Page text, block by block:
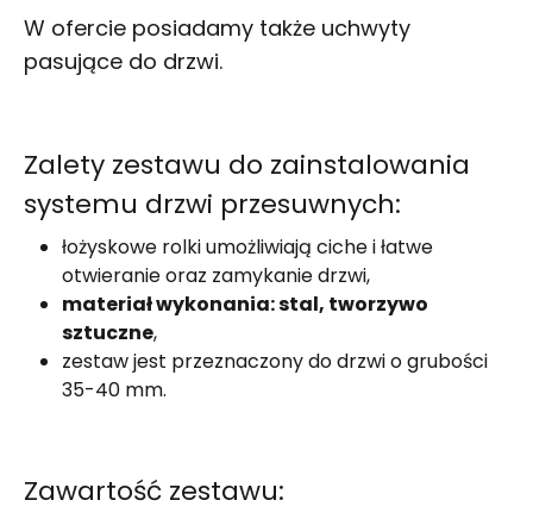
W ofercie posiadamy także uchwyty
pasujące do drzwi.
Zalety zestawu do zainstalowania
systemu drzwi przesuwnych:
łożyskowe rolki umożliwiają ciche i łatwe
otwieranie oraz zamykanie drzwi,
materiał wykonania: stal, tworzywo
sztuczne,
zestaw jest przeznaczony do drzwi o grubości
35-40 mm.
Zawartość zestawu: